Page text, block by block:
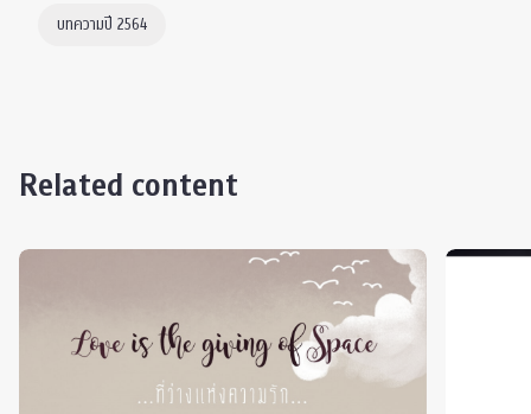
บทความปี 2564
Related content